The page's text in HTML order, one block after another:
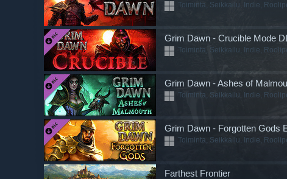
Toiminta, Seikkailu, Indie,
Grim Dawn - Crucible Mode
Toiminta, Seikkailu, Indie,
Grim Dawn - Ashes of
Toiminta, Seikkailu, Indie,
Grim Dawn - Forgotten Gods
Toiminta, Seikkailu, Indie,
Farthest Frontier